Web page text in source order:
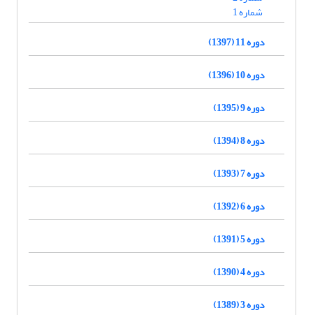
شماره 1
دوره 11 (1397)
دوره 10 (1396)
دوره 9 (1395)
دوره 8 (1394)
دوره 7 (1393)
دوره 6 (1392)
دوره 5 (1391)
دوره 4 (1390)
دوره 3 (1389)